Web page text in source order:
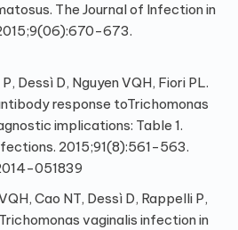
The Journal of Infection in
673.
Dessì D, Nguyen VQH, Fiori PL.
response toTrichomonas
implications: Table 1.
2015;91(8):561-563.
051839
Cao NT, Dessì D, Rappelli P,
vaginalis infection in